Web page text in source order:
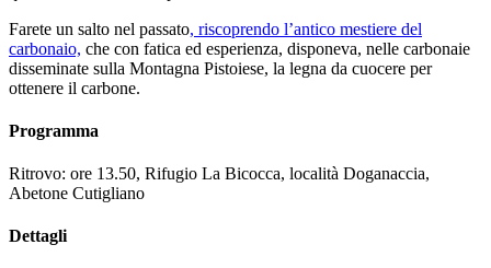
Farete un salto nel passato, riscoprendo l’antico mestiere del
carbonaio, che con fatica ed esperienza, disponeva, nelle carbonaie
disseminate sulla Montagna Pistoiese, la legna da cuocere per
ottenere il carbone.
Programma
Ritrovo: ore 13.50, Rifugio La Bicocca, località Doganaccia,
Abetone Cutigliano
Dettagli